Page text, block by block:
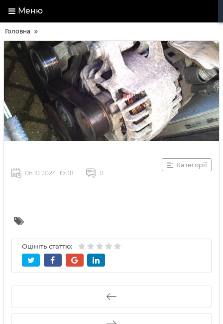
Меню
Головна
Категорії
06 10 2024, 19:38 0
Оцініть статтю: